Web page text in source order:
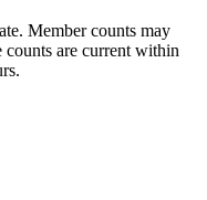
Member counts may
are current within